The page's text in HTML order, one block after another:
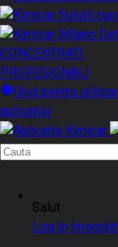
CONCENTRATI
PROFESIONALI
Ghid pentru
aplicatiei
Salut
Log In